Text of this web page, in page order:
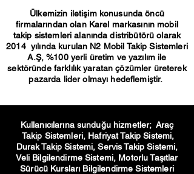
Ülkemizin iletişim konusunda öncü
firmalarından olan Karel markasının mobil
takip sistemleri alanında distribütörü olarak
2014 yılında kurulan N2 Mobil Takip Sistemleri
A.Ş, %100 yerli üretim ve yazılım ile
sektöründe farklılık yaratan çözümler üreterek
pazarda lider olmayı hedeflemiştir.
Kullanıcılarına sunduğu hizmetler; Araç
Takip Sistemleri, Hafriyat Takip Sistemi,
Durak Takip Sistemi, Servis Takip Sistemi,
Veli Bilgilendirme Sistemi, Motorlu Taşıtlar
Sürücü Kursları Bilgilendirme Sistemleri